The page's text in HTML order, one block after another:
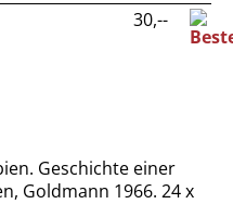
Geschichte einer
Goldmann 1966. 24 x
30,--